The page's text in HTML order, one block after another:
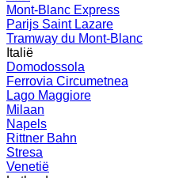
Mont-Blanc Express
Parijs Saint Lazare
Tramway du Mont-Blanc
Italië
Domodossola
Ferrovia Circumetnea
Lago Maggiore
Milaan
Napels
Rittner Bahn
Stresa
Venetië